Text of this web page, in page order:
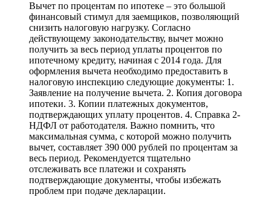
Вычет по процентам по ипотеке – это большой
финансовый стимул для заемщиков, позволяющий
снизить налоговую нагрузку. Согласно
действующему законодательству, вычет можно
получить за весь период уплаты процентов по
ипотечному кредиту, начиная с 2014 года. Для
оформления вычета необходимо предоставить в
налоговую инспекцию следующие документы: 1.
Заявление на получение вычета. 2. Копия договора
ипотеки. 3. Копии платежных документов,
подтверждающих уплату процентов. 4. Справка 2-
НДФЛ от работодателя. Важно помнить, что
максимальная сумма, с которой можно получить
вычет, составляет 390 000 рублей по процентам за
весь период. Рекомендуется тщательно
отслеживать все платежи и сохранять
подтверждающие документы, чтобы избежать
проблем при подаче декларации.